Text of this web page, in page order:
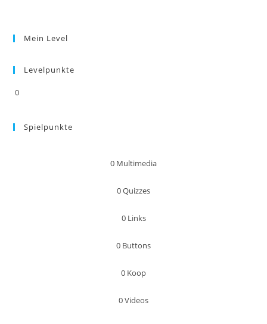
Mein Level
Levelpunkte
0
Spielpunkte
0 Multimedia
0Quizzes
0 Links
0 Buttons
0 Koop
0Videos